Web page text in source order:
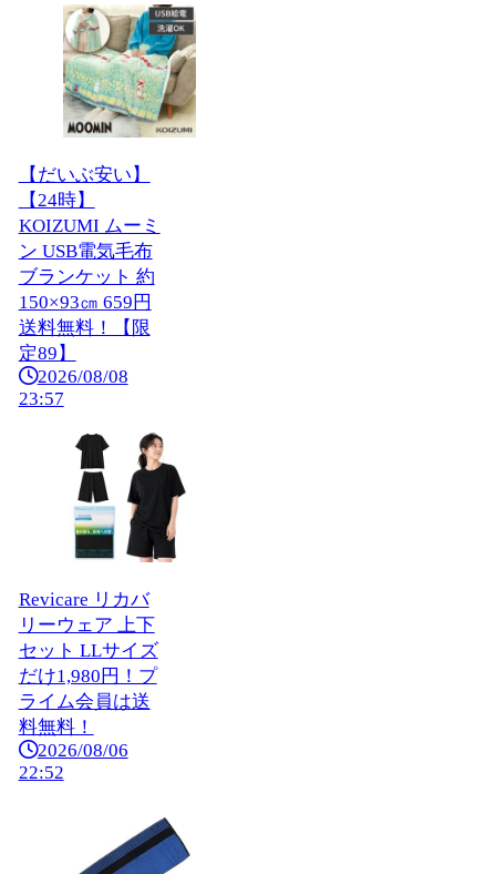
【だいぶ安い】
【24時】
KOIZUMI ムーミ
ン USB電気毛布
ブランケット 約
150×93㎝ 659円
送料無料！【限
定89】
2026/08/08
23:57
Revicare リカバ
リーウェア 上下
セット LLサイズ
だけ1,980円！プ
ライム会員は送
料無料！
2026/08/06
22:52